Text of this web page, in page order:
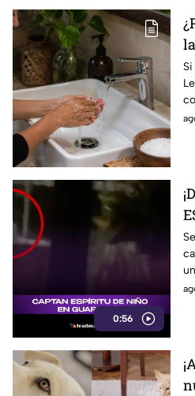
0:56
te